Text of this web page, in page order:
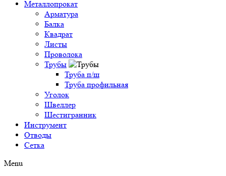
Металлопрокат
Арматура
Балка
Квадрат
Листы
Проволока
Трубы
Труба п/ш
Труба профильная
Уголок
Швеллер
Шестигранник
Инструмент
Отводы
Сетка
Menu